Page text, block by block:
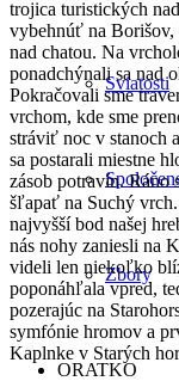
Sviatosti
Zbory
ORATKO
trojica turistických
vybehnúť na
nad chatou. Na
ponadchýnali sa nad
Pokračovali sme
vrchom, kde sme
stráviť noc v stanoch
sa postarali miestne
zásob potravín. Ráno
šľapať na Suchý
najvyšší bod našej
nás nohy zaniesli na
videli len niekoľko
poponáhľala vpred,
pozerajúc na
symfónie hromov a
Kaplnke v Starých